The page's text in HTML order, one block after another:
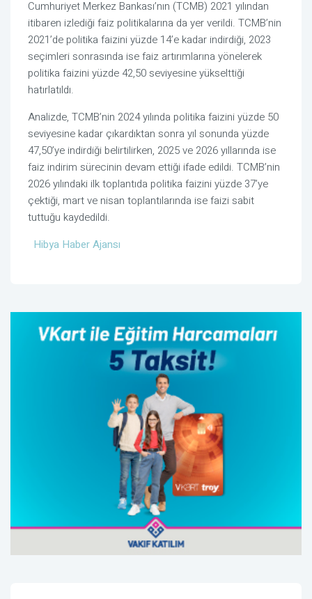
Cumhuriyet Merkez Bankası’nın (TCMB) 2021 yılından
itibaren izlediği faiz politikalarına da yer verildi. TCMB’nin
2021’de politika faizini yüzde 14’e kadar indirdiği, 2023
seçimleri sonrasında ise faiz artırımlarına yönelerek
politika faizini yüzde 42,50 seviyesine yükselttiği
hatırlatıldı.
Analizde, TCMB’nin 2024 yılında politika faizini yüzde 50
seviyesine kadar çıkardıktan sonra yıl sonunda yüzde
47,50’ye indirdiği belirtilirken, 2025 ve 2026 yıllarında ise
faiz indirim sürecinin devam ettiği ifade edildi. TCMB’nin
2026 yılındaki ilk toplantıda politika faizini yüzde 37’ye
çektiği, mart ve nisan toplantılarında ise faizi sabit
tuttuğu kaydedildi.
Hibya Haber Ajansı